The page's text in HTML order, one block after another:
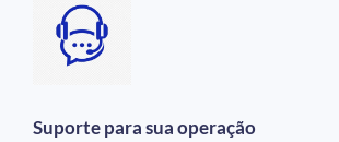
Suporte para sua operação